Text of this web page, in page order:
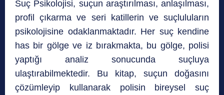
Suç Psikolojisi, suçun araştırılması, anlaşılması,
profil çıkarma ve seri katillerin ve suçluluların
psikolojisine odaklanmaktadır. Her suç kendine
has bir gölge ve iz bırakmakta, bu gölge, polisi
yaptığı analiz sonucunda suçluya
ulaştırabilmektedir. Bu kitap, suçun doğasını
çözümleyip kullanarak polisin bireysel suç